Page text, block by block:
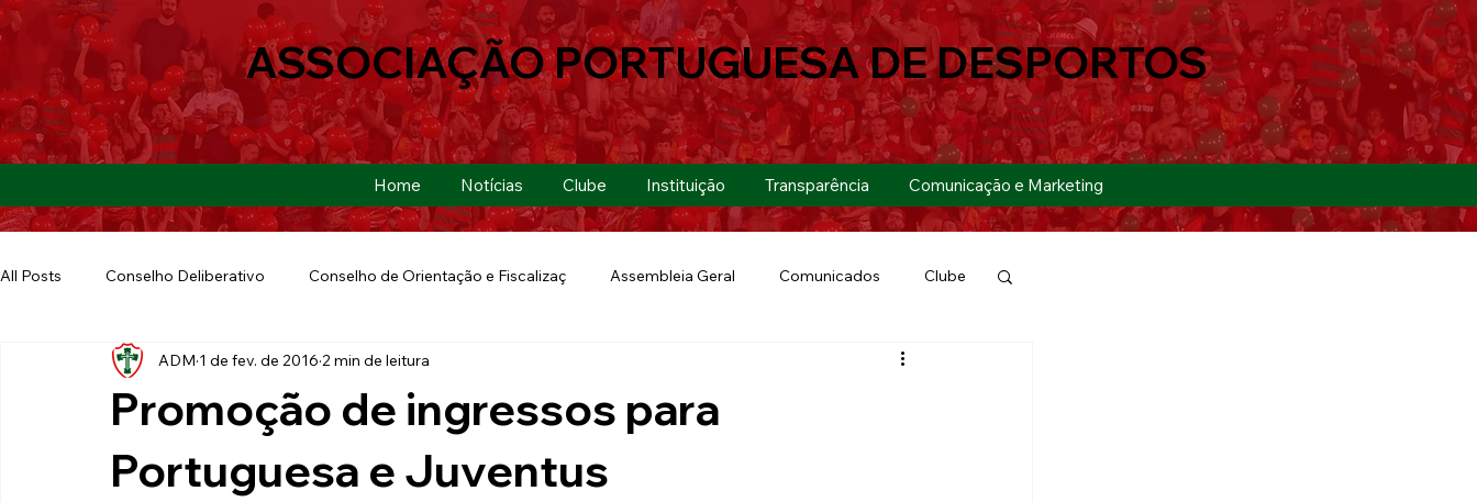
Home Notícias Clube Instituição Transparência Comunicação e Marketing
ASSOCIAÇÃO PORTUGUESA DE DESPORTOS
All Posts Conselho Deliberativo Conselho de Orientação e Fiscalizaç Assembleia Geral Comunicados Clube
Ação Social Futebol Americano Copa São Paulo
Futebol de Quintal
Promoção de ingressos para
Portuguesa e Juventus
ADM 1 de fev. de 2016 2 min de leitura